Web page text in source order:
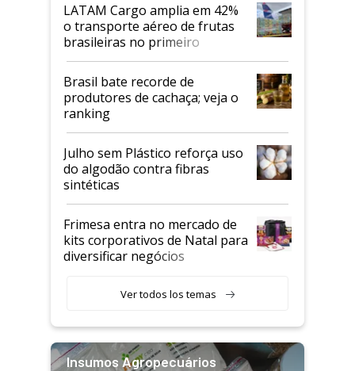
LATAM Cargo amplia em 42%
o transporte aéreo de frutas
brasileiras no primeiro
semestre
Brasil bate recorde de
produtores de cachaça; veja o
ranking
Julho sem Plástico reforça uso
do algodão contra fibras
sintéticas
Frimesa entra no mercado de
kits corporativos de Natal para
diversificar negócios
Ver todos los temas
Insumos Agropecuários